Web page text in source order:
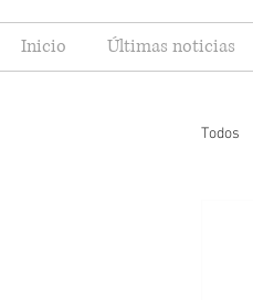
Inicio Últimas noticias
Todos